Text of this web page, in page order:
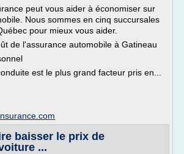
peut vous aider à économiser sur
Nous sommes en cinq succursales
pour mieux vous aider.
de l'assurance automobile à Gatineau
est le plus grand facteur pris en...
baisser le prix de
...